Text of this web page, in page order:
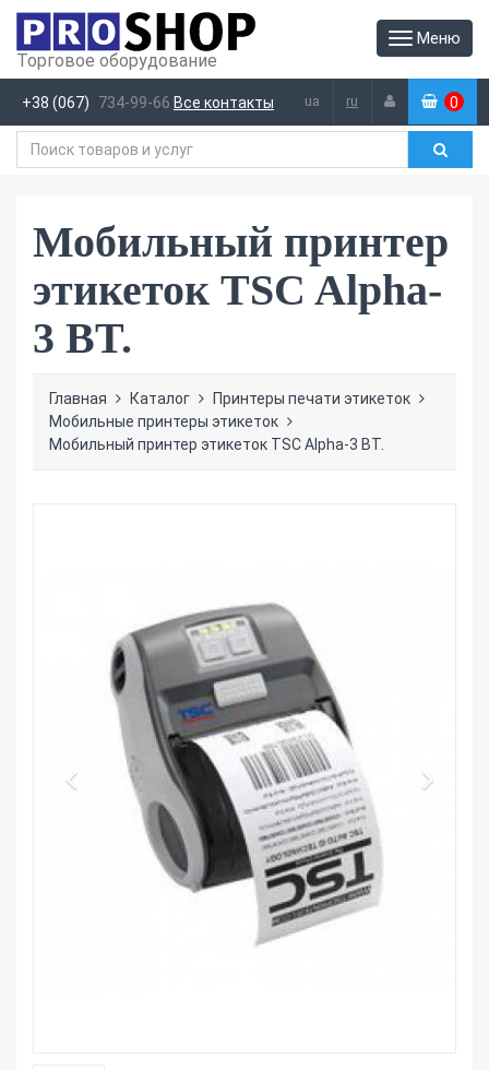
Меню
Торговое оборудование
+38 (067) 734-99-66 Все контакты ua ru (0 )
Мобильный принтер
этикеток TSC Alpha-
3 BT.
Главная Каталог
Принтеры печати этикеток
Мобильные принтеры этикеток
Мобильный принтер этикеток TSC Alpha-3 BT.